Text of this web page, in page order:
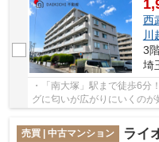
西
川
3
埼
・「南大塚」駅まで徒歩6分
グに匂いが広がりにいくの
売買 | 中古マンション
ライオ